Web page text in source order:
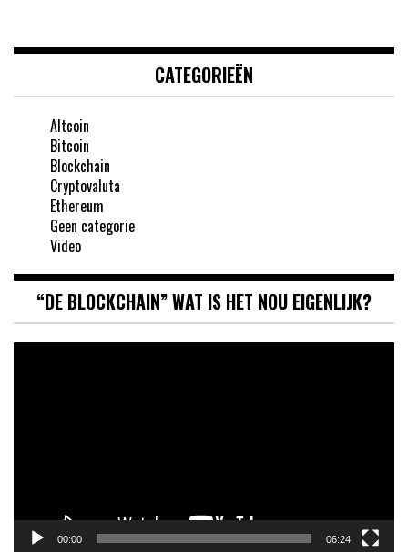
CATEGORIEËN
Altcoin
Bitcoin
Blockchain
Cryptovaluta
Ethereum
Geen categorie
Video
“DE BLOCKCHAIN” WAT IS HET NOU EIGENLIJK?
00:00 06:24